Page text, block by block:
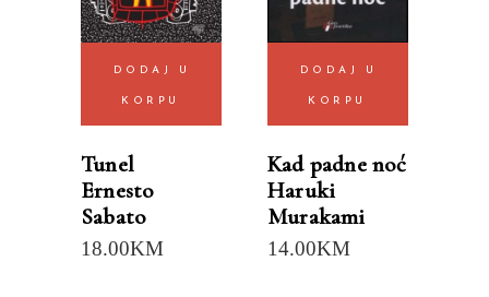
DODAJ U
KORPU
Tunel
Ernesto
Sabato
18.00KM
DODAJ U
KORPU
Kad padne noć
Haruki
Murakami
14.00KM